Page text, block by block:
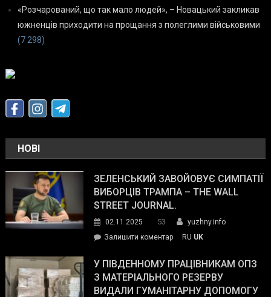
«Розчарований, що так мало людей», – Новацький закликав
южненців приходити на прощання з полеглими військовими
(7 298)
НОВІ
ЗЕЛЕНСЬКИЙ ЗАВОЙОВУЄ СИМПАТІЇ
ВИБОРЦІВ ТРАМПА – THE WALL
STREET JOURNAL.
02.11.2025 53
yuzhny.info
Залишити коментарon
завойовує
симпатії
виборців
RU UK
У ПІВДЕННОМУ ПРАЦІВНИКАМ ОПЗ
З МАТЕРІАЛЬНОГО РЕЗЕРВУ
ВИДАЛИ ГУМАНІТАРНУ ДОПОМОГУ